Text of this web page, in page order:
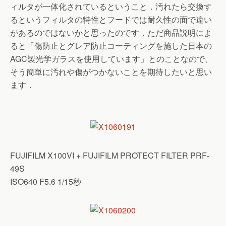
ィルタが一体化されているということ．汚れたら交換す
るというフィルタの特性とフードでは耐久性の面で違い
があるのではないかと思ったのです．ただ商品説明によ
ると「傷防止とグレア防止コーティングを施した日本の
AGC製光学ガラスを使用しています」とのことなので、
そう簡単に汚れや傷がつかないことを期待したいと思い
ます．
FUJIFILM X100VI + FUJIFILM PROTECT FILTER PRF-
49S
ISO640 F5.6 1/15秒